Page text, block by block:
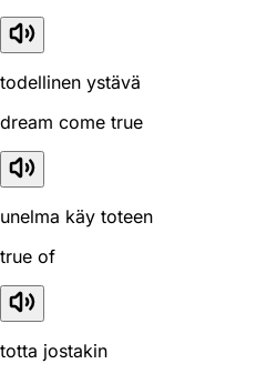
todellinen ystävä
dream come true
unelma käy toteen
true of
totta jostakin